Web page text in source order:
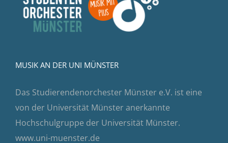
MUSIK AN DER UNI MÜNSTER
Das Studierendenorchester Münster e.V. ist eine
von der Universität Münster anerkannte
Hochschulgruppe der Universität Münster.
www.uni-muenster.de